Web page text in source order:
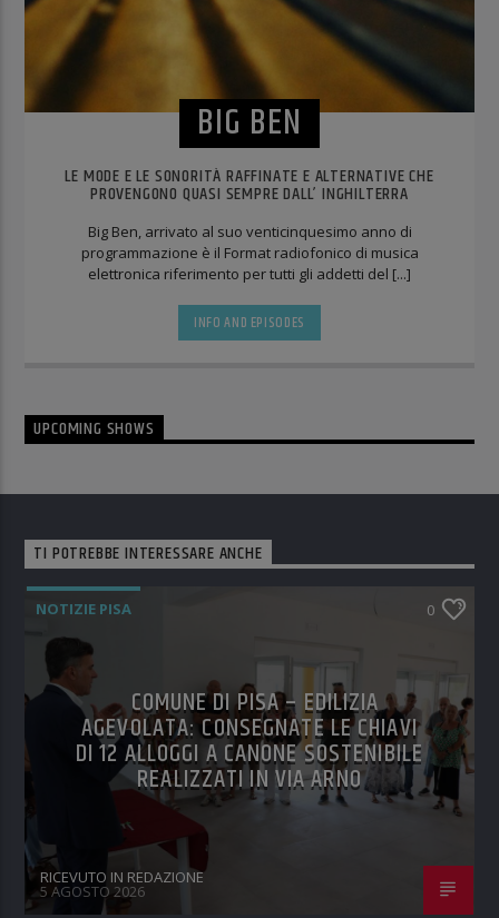
BIG BEN
LE MODE E LE SONORITÀ RAFFINATE E ALTERNATIVE CHE
PROVENGONO QUASI SEMPRE DALL’ INGHILTERRA
Big Ben, arrivato al suo venticinquesimo anno di
programmazione è il Format radiofonico di musica
elettronica riferimento per tutti gli addetti del [...]
INFO AND EPISODES
UPCOMING SHOWS
TI POTREBBE INTERESSARE ANCHE
NOTIZIE PISA 0
COMUNE DI PISA – EDILIZIA
AGEVOLATA: CONSEGNATE LE CHIAVI
DI 12 ALLOGGI A CANONE SOSTENIBILE
REALIZZATI IN VIA ARNO
RICEVUTO IN REDAZIONE
5 AGOSTO 2026